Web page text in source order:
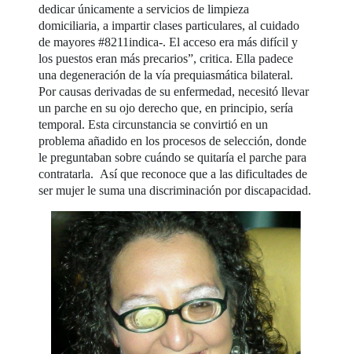
dedicar únicamente a servicios de limpieza
domiciliaria, a impartir clases particulares, al cuidado
de mayores #8211indica-. El acceso era más difícil y
los puestos eran más precarios”, critica. Ella padece
una degeneración de la vía prequiasmática bilateral.
Por causas derivadas de su enfermedad, necesitó llevar
un parche en su ojo derecho que, en principio, sería
temporal. Esta circunstancia se convirtió en un
problema añadido en los procesos de selección, donde
le preguntaban sobre cuándo se quitaría el parche para
contratarla. Así que reconoce que a las dificultades de
ser mujer le suma una discriminación por discapacidad.